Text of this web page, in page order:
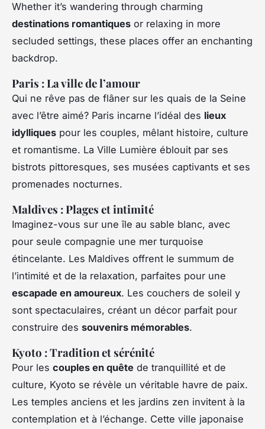
Whether it’s wandering through charming
destinations romantiques or relaxing in more
secluded settings, these places offer an enchanting
backdrop.
Paris : La ville de l’amour
Qui ne rêve pas de flâner sur les quais de la Seine
avec l’être aimé? Paris incarne l’idéal des lieux
idylliques pour les couples, mêlant histoire, culture
et romantisme. La Ville Lumière éblouit par ses
bistrots pittoresques, ses musées captivants et ses
promenades nocturnes.
Maldives : Plages et intimité
Imaginez-vous sur une île au sable blanc, avec
pour seule compagnie une mer turquoise
étincelante. Les Maldives offrent le summum de
l’intimité et de la relaxation, parfaites pour une
escapade en amoureux. Les couchers de soleil y
sont spectaculaires, créant un décor parfait pour
construire des souvenirs mémorables.
Kyoto : Tradition et sérénité
Pour les couples en quête de tranquillité et de
culture, Kyoto se révèle un véritable havre de paix.
Les temples anciens et les jardins zen invitent à la
contemplation et à l’échange. Cette ville japonaise